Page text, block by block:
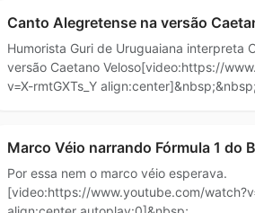
Canto Alegretense na versão
Humorista Guri de Uruguaiana interpreta
versão Caetano Veloso[video:https://
v=X-rmtGXTs_Y align:center]&nbsp;&nbsp;
Marco Véio narrando Fórmula 1 do
Por essa nem o marco véio esperava.
[video:https://www.youtube.com/